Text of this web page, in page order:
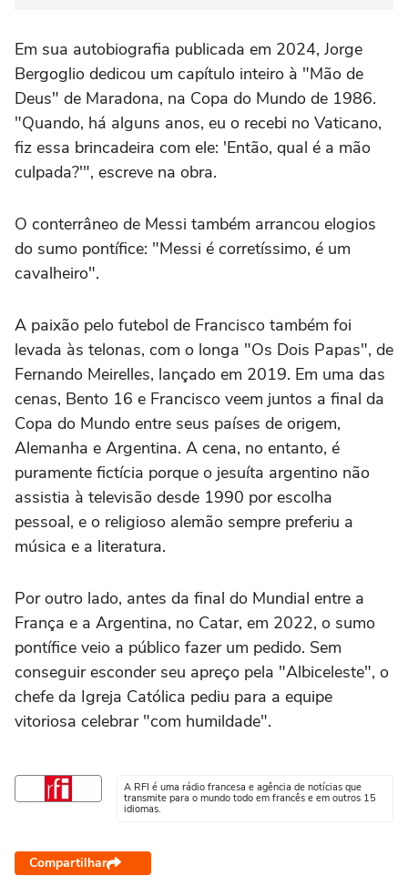
Em sua autobiografia publicada em 2024, Jorge
Bergoglio dedicou um capítulo inteiro à "Mão de
Deus" de Maradona, na Copa do Mundo de 1986.
"Quando, há alguns anos, eu o recebi no Vaticano,
fiz essa brincadeira com ele: 'Então, qual é a mão
culpada?'", escreve na obra.
O conterrâneo de Messi também arrancou elogios
do sumo pontífice: "Messi é corretíssimo, é um
cavalheiro".
A paixão pelo futebol de Francisco também foi
levada às telonas, com o longa "Os Dois Papas", de
Fernando Meirelles, lançado em 2019. Em uma das
cenas, Bento 16 e Francisco veem juntos a final da
Copa do Mundo entre seus países de origem,
Alemanha e Argentina. A cena, no entanto, é
puramente fictícia porque o jesuíta argentino não
assistia à televisão desde 1990 por escolha
pessoal, e o religioso alemão sempre preferiu a
música e a literatura.
Por outro lado, antes da final do Mundial entre a
França e a Argentina, no Catar, em 2022, o sumo
pontífice veio a público fazer um pedido. Sem
conseguir esconder seu apreço pela "Albiceleste", o
chefe da Igreja Católica pediu para a equipe
vitoriosa celebrar "com humildade".
A RFI é uma rádio francesa e agência de notícias que
transmite para o mundo todo em francês e em outros 15
idiomas.
Compartilhar